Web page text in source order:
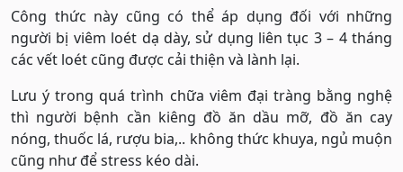
Công thức này cũng có thể áp dụng đối với những
người bị viêm loét dạ dày, sử dụng liên tục 3 – 4 tháng
các vết loét cũng được cải thiện và lành lại.
Lưu ý trong quá trình chữa viêm đại tràng bằng nghệ
thì người bệnh cần kiêng đồ ăn dầu mỡ, đồ ăn cay
nóng, thuốc lá, rượu bia,.. không thức khuya, ngủ muộn
cũng như để stress kéo dài.